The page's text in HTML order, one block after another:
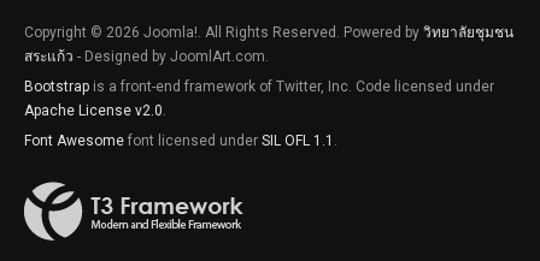
Copyright © 2026 Joomla!. All Rights Reserved. Powered by วิทยาลัยชุมชน
สระแก้ว - Designed by JoomlArt.com.
Bootstrap is a front-end framework of Twitter, Inc. Code licensed under
Apache License v2.0.
Font Awesome font licensed under SIL OFL 1.1 .